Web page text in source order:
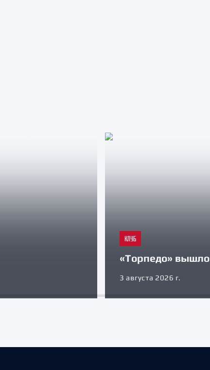
КЛУБ
«Торпедо» вышло
3 августа 2026 г.